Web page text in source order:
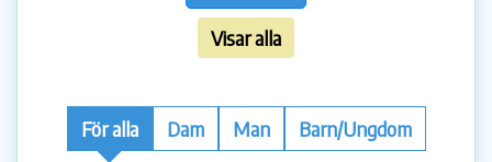
Visar alla
För alla Dam Man Barn/Ungdom